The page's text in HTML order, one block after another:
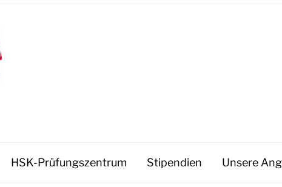
HSK-Prüfungszentrum Stipendien Unsere